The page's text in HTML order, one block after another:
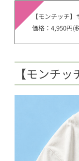
【モンチッチ
価格：4,950円(
【モンチ